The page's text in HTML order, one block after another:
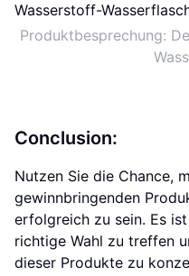
Produktbesprechung:
Conclusion:
Nutzen Sie die Chance,
gewinnbringenden
erfolgreich zu sein. Es
richtige Wahl zu treffen
dieser Produkte zu